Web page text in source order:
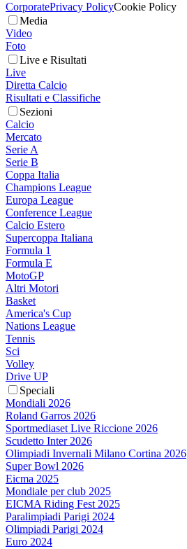
CorporatePrivacy PolicyCookie Policy
Media
Video
Foto
Live e Risultati
Live
Diretta Calcio
Risultati e Classifiche
Sezioni
Calcio
Mercato
Serie A
Serie B
Coppa Italia
Champions League
Europa League
Conference League
Calcio Estero
Supercoppa Italiana
Formula 1
Formula E
MotoGP
Altri Motori
Basket
America's Cup
Nations League
Tennis
Sci
Volley
Drive UP
Speciali
Mondiali 2026
Roland Garros 2026
Sportmediaset Live Riccione 2026
Scudetto Inter 2026
Olimpiadi Invernali Milano Cortina 2026
Super Bowl 2026
Eicma 2025
Mondiale per club 2025
EICMA Riding Fest 2025
Paralimpiadi Parigi 2024
Olimpiadi Parigi 2024
Euro 2024